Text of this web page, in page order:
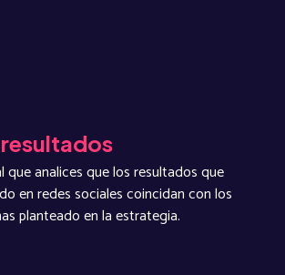
que analices que los resultados que
en redes sociales coincidan con los
planteado en la estrategia.